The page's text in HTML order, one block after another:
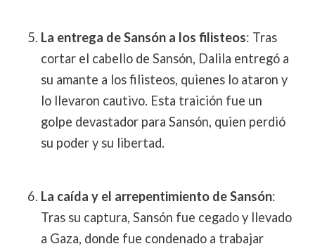
La entrega de Sansón a los filisteos: Tras
cortar el cabello de Sansón, Dalila entregó a
su amante a los filisteos, quienes lo ataron y
lo llevaron cautivo. Esta traición fue un
golpe devastador para Sansón, quien perdió
su poder y su libertad.
La caída y el arrepentimiento de Sansón:
Tras su captura, Sansón fue cegado y llevado
a Gaza, donde fue condenado a trabajar